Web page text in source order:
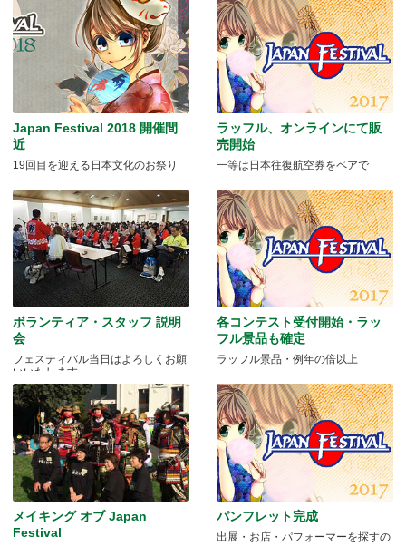
Japan Festival 2018 開催間
近
19回目を迎える日本文化のお祭り
ラッフル、オンラインにて販
売開始
一等は日本往復航空券をペアで
ボランティア・スタッフ 説明
会
フェスティバル当日はよろしくお願
いいたします
各コンテスト受付開始・ラッ
フル景品も確定
ラッフル景品・例年の倍以上
メイキング オブ Japan
Festival
パンフレット完成
出展・お店・パフォーマーを探すの